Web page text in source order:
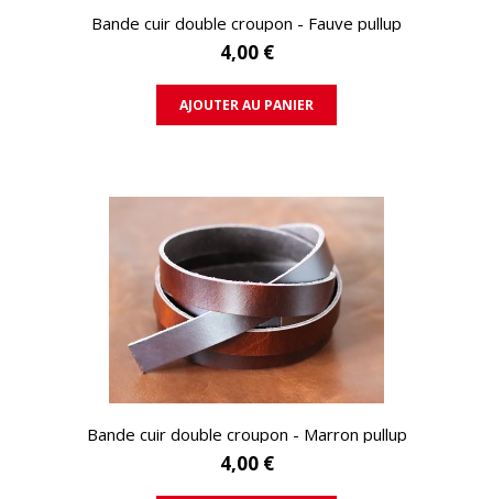
APERÇU RAPIDE
Bande cuir double croupon - Fauve pullup
4,00 €
AJOUTER AU PANIER
APERÇU RAPIDE
Bande cuir double croupon - Marron pullup
4,00 €